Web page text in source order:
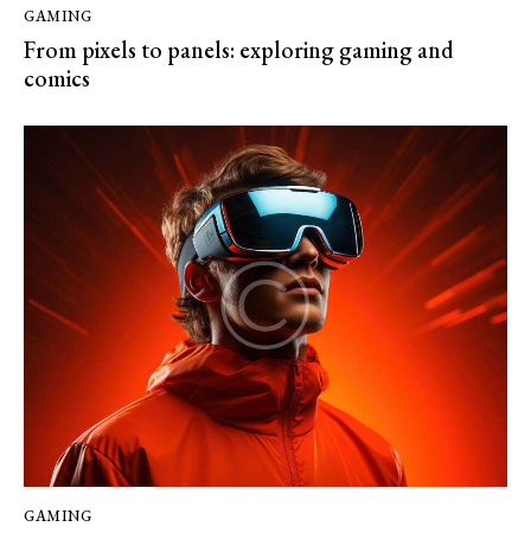
GAMING
From pixels to panels: exploring gaming and
comics
GAMING